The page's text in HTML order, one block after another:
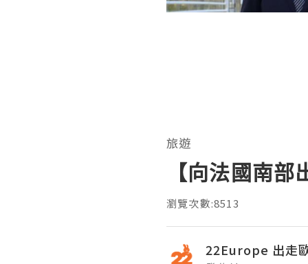
旅遊
【向法國南
瀏覽次數:8513
22Europe 出走